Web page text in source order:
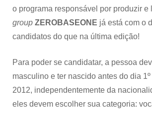
o programa responsável por produzir e
group ZEROBASEONE já está com o
candidatos do que na última edição!
Para poder se candidatar, a pessoa
masculino e ter nascido antes do dia
2012, independentemente da
eles devem escolher sua categoria: